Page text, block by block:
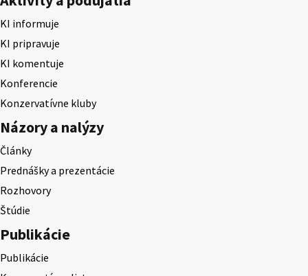
KI informuje
KI pripravuje
KI komentuje
Konferencie
Konzervatívne kluby
Názory a nalýzy
Články
Prednášky a prezentácie
Rozhovory
Štúdie
Publikácie
Publikácie